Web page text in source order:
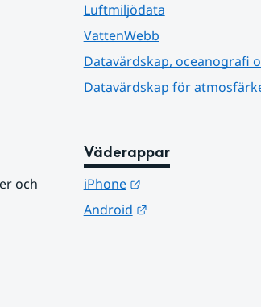
Luftmiljödata
VattenWebb
Datavärdskap, oceanografi
Datavärdskap för
och
Väderappar
iPhone
Länk till annan
Android
Länk till annan